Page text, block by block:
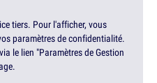
tiers. Pour l'afficher, vous
paramètres de confidentialité.
le lien "Paramètres de Gestion